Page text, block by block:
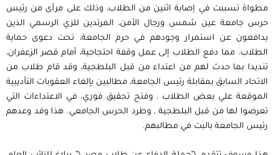
مطواة تسببت في إصابة اثنين من الطلاب، وذلك على مرأى من رئيس
حرس جامعة عين شمس ورجال الأمن، المرتدين للزي الرسمي الذين
يدافعون عن استمرار وجودهم في حرم الجامعة، تحت دعوى حماية
الطلاب. مما دفع الطلاب إلى عمل وقفة احتجاجية، أمام قصر الزعفران،
تنديدا بما حدث لهم من اعتداء من قبل البلطجية، وقد قام طلاب من
الاتحاد السابق بمقابلة رئيس الجامعة، مطالبين بإلغاء العقوبات التأديبية
الموقعة علي بعض الطلاب , وفتح تحقيق فوري، في الاعتداءات التي
تعرضوا لها من قبل البلطجية , وطرد الحرس الجامعي. هذا وقد وعدهم
رئيس الجامعة بالبت في مطالبهم.